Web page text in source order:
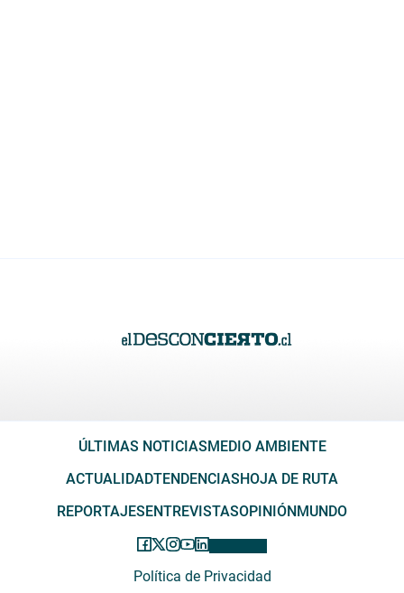
ÚLTIMAS NOTICIASMEDIO AMBIENTE
ACTUALIDADTENDENCIASHOJA DE RUTA
REPORTAJESENTREVISTASOPINIÓNMUNDO
Política de Privacidad